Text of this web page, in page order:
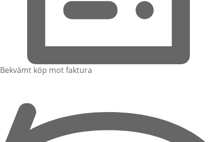
Bekvämt köp mot faktura